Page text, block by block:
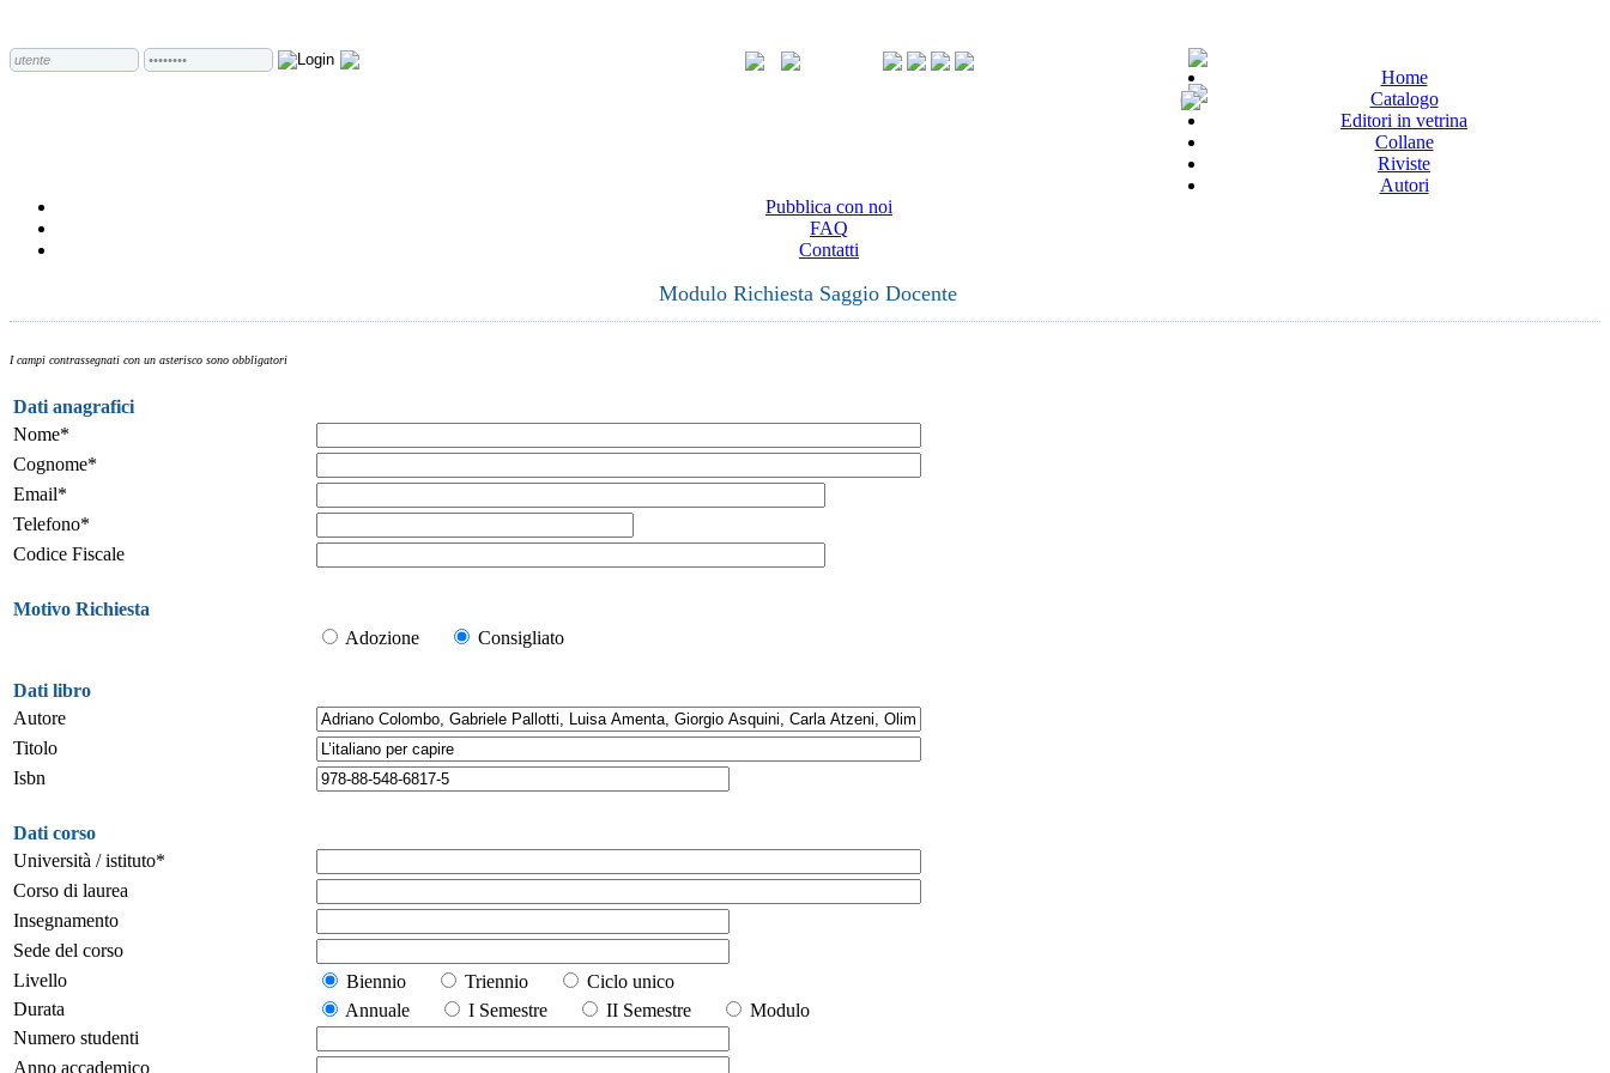
Home
Catalogo
Editori in vetrina
Collane
Riviste
Autori
Pubblica con noi
FAQ
Contatti
Modulo Richiesta Saggio Docente
I campi contrassegnati con un asterisco sono obbligatori
Dati anagrafici
Nome*
Cognome*
Email*
Telefono*
Codice Fiscale
Motivo Richiesta
Adozione
Consigliato
Dati libro
Autore
Titolo
Isbn
Dati corso
Università / istituto*
Corso di laurea
Insegnamento
Sede del corso
Livello
Biennio Triennio
Ciclo unico
Durata
Annuale I Semestre II Semestre
Modulo
Numero studenti
Anno accademico